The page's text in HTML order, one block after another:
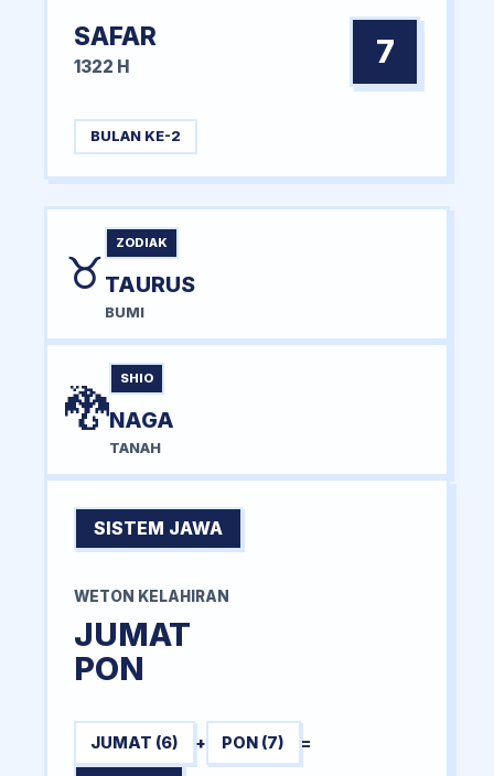
SAFAR
1322 H 7
BULAN KE-2
♉
ZODIAK
TAURUS
BUMI
🐉
SHIO
NAGA
TANAH
SISTEM JAWA
WETON KELAHIRAN
JUMAT
PON
JUMAT (6) + PON (7) =